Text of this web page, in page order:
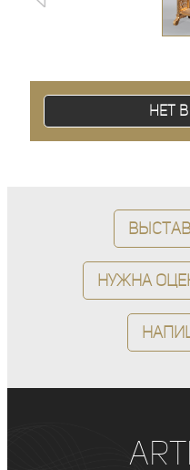
Нет
Нужна